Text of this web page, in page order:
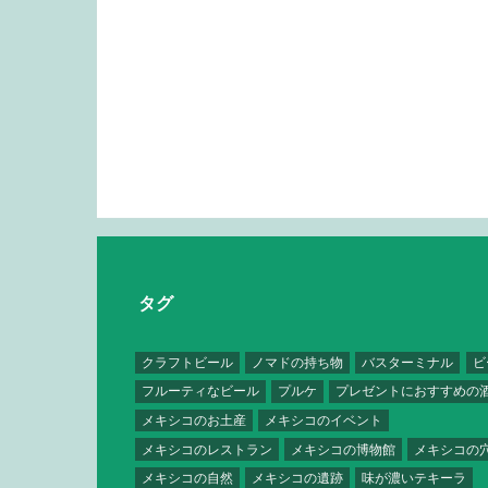
タグ
クラフトビール ノマドの持ち物 バスターミナル
フルーティなビール
プルケ
プレゼントにおすすめの
メキシコのお土産
メキシコのイベント
メキシコのレストラン
メキシコの博物館
メキシコの
メキシコの自然
メキシコの遺跡 味が濃いテキーラ